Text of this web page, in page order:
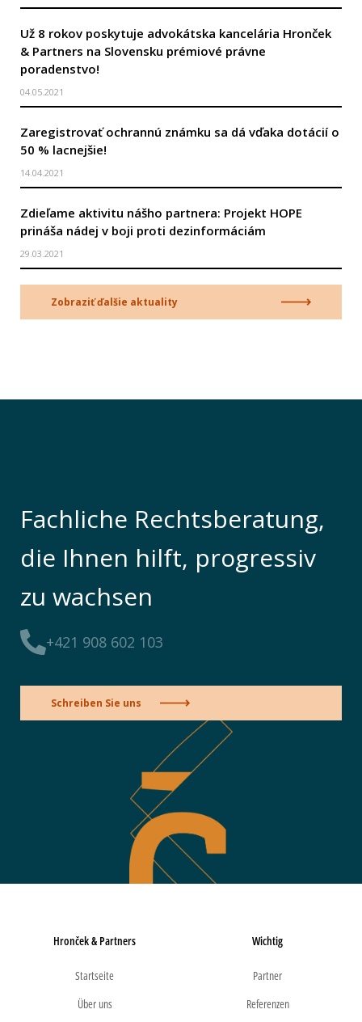
Už 8 rokov poskytuje advokátska kancelária Hronček
& Partners na Slovensku prémiové právne
poradenstvo!
04.05.2021
Zaregistrovať ochrannú známku sa dá vďaka dotácií o
50 % lacnejšie!
14.04.2021
Zdieľame aktivitu nášho partnera: Projekt HOPE
prináša nádej v boji proti dezinformáciám
29.03.2021
Zobraziť ďalšie aktuality
Fachliche Rechtsberatung,
die Ihnen hilft, progressiv
zu wachsen
+421 908 602 103
Schreiben Sie uns
Hronček & Partners
Startseite
Über uns
Wichtig
Partner
Referenzen